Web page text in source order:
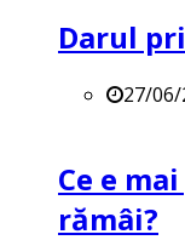
Darul
27/
Ce e
rămâi?